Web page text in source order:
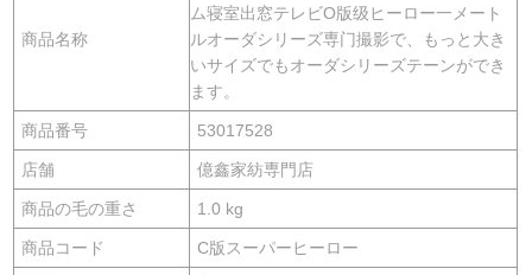
商品名称
ム寝室出窓テレビO版级ヒーロー一メート
ルオーダシリーズ専门撮影で、もっと大き
いサイズでもオーダシリーズテーンができ
ます。
商品番号 53017528
店舗 億鑫家紡専門店
商品の毛の重さ 1.0 kg
商品コード C版スーパーヒーロー